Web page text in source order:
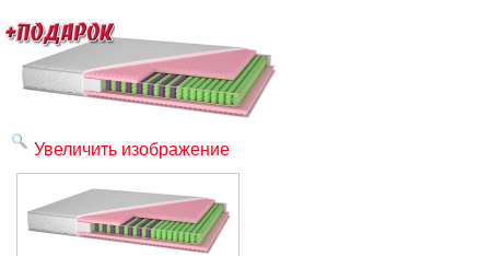
Увеличить изображение